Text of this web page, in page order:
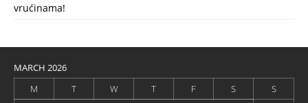
vrućinama!
MARCH 2026
M
T W T F S
S